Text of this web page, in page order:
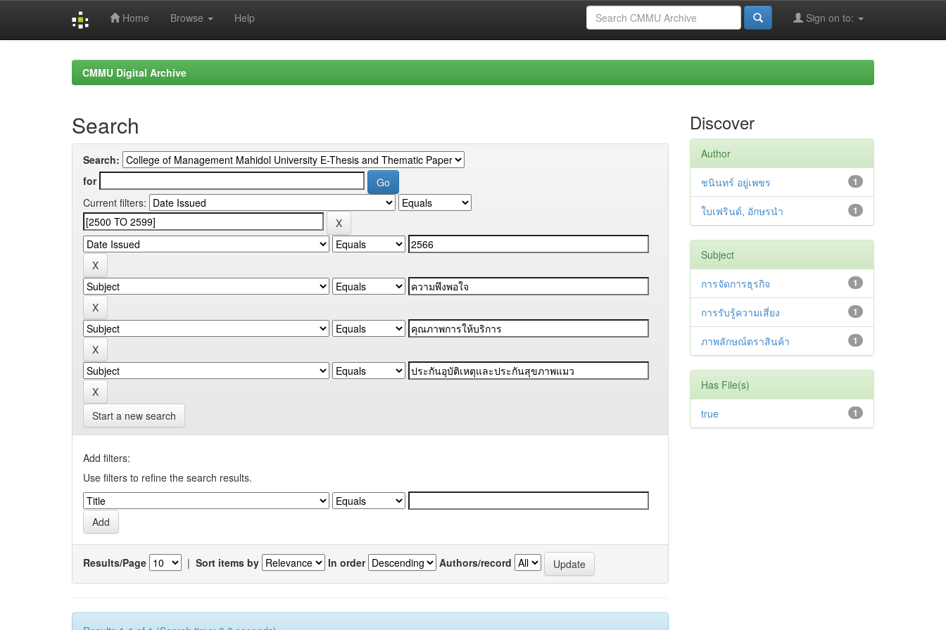
Home Browse Help Sign on to:
CMMU Digital Archive
Search
Search:
for
Current filters:
Start a new search
Add filters:
Use filters to refine the search results.
Results/Page | Sort items by In order Authors/record
Discover
Author
1
ชนินทร์ อยู่เพชร
1
ใบเฟรินด์, อักษรนำ
Subject
1
การจัดการธุรกิจ
1
การรับรู้ความเสี่ยง
1
ภาพลักษณ์ตราสินค้า
Has File(s)
1
true